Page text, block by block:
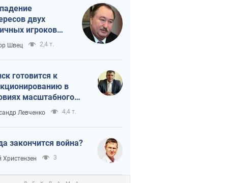
двух
игроков
тайный план
и Путина?
Швец 2,4 т.
готовится к
в
масштабного
кризиса
Левченко 4,4 т.
закончится война?
Христензен 3